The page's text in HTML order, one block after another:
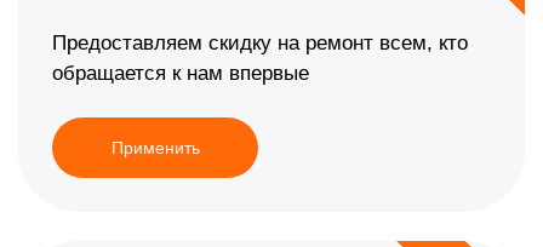
Предоставляем скидку на ремонт всем, кто
обращается к нам впервые
Применить